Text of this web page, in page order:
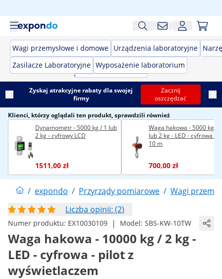
Wagi przemysłowe i domowe Urządzenia laboratoryjne
Zasilacze Laboratoryjne Wyposażenie laboratorium
Zyskaj atrakcyjne rabaty dla swojej
firmy
Zacznij
oszczędzać
Klienci, którzy oglądali ten produkt, sprawdzili również
Dynamometr - 5000 kg / 1 lub
2 kg - cyfrowy LCD
1511,00 zł
Waga hakowa - 5000 kg / 1
lub 2 kg - LED - cyfrowa -
10 m
700,00 zł
/ expondo / Przyrządy pomiarowe / Wagi
Liczba opinii: (2)
Numer produktu: EX10030109 | Model: SBS-KW-10TW
Waga hakowa - 10000 kg / 2 kg -
LED - cyfrowa - pilot z
wyświetlaczem